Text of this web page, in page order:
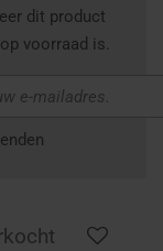
dit product
voorraad is.